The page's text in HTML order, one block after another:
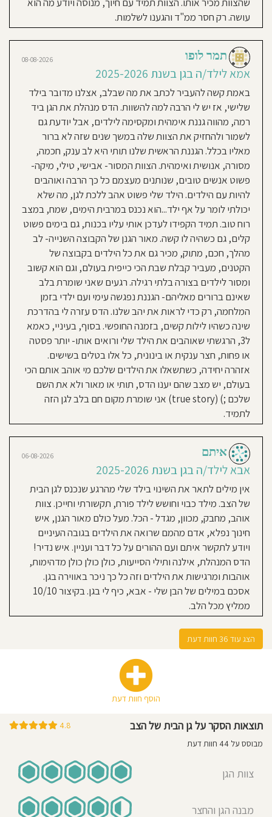
07:30-
16:00
16:45
פעילות
בשישי:
08:30-
12:30
עושה. רק חסר ממ"ד והגענו לשלמות.
08-08-2026 תמר לופו
אמא לילד/ה בגן בשנת 2025-2026
באמת קשה להעביר לכתב את מה שבלב, אצלנו מדובר בילד
שלישי, אז יש לי הרבה למה להשוות. הדס מנהלת את הגן ביד
רמה, מהווה גננת אימהית ומקסימה לילדים, אבל יודעת גם
לשמור ולהחזיק את הצוות שלה במשך שנים שזה לא ברור
מאליו בכלל. הגננת הראשית שלנו תותי היא לב ענק, חכמה,
מסורה, אנושית ואימהית. הצוות המסור- אבישי, טילי, מיקה-
פשוט אנשים טובים, שנותנים מעצמם כל כך הרבה ואוהבים
להיות עם הילדים. הילד שלי פשוט אהב ללכת לגן, מה שלא
יכולתי לומר על אף ילד...הוא נכנס במרבית הימים, שמח, במצב
רוח טוב. תמיד הקפידו לעדכן אותי עליו בכנות, גם בימים פשוט
קלים, גם כשהיה לו קשה. מאור הגנן של הקבוצה השנייה- לב
מהלך, חכם, מתוק, מכיר גם את כל הילדים בקבוצה של
הקטנים, מעביר קבלת שבת הכי כייפית בעולם, וגם הוא קשוב
ומסור לילדים בצורה בלתי רגילה. רגעים שאני שומרת בלב
שאינם ברורים מאליהם- הגננת נפגשה עימי ועם ילדי בזמן
המלחמה, רק כדי לראות את יהב שלנו. הדס עזרה לי בהדרכת
שינה כשהיו לילות קשים, בזמנה החופשי. בסוף, בעיניי, כאמא
ל3, הרגשתי שאוהבים את הילד שלי ורואים אותו- יותר פסטה
או פחות, חצר ענקית או בינונית, כל אלו בטלים בשישים.
אזהרה יחידה, כשתשאלו את הילדים שלכם מי אוהב אותם הכי
בעולם, יש מצב שהם יענו הדס, תותי או מאור ולא את השם
שלכם ;) (true story) אני שומרת מקום חם בלב לגן הזה
לתמיד.
06-08-2026 איתם
אבא לילד/ה בגן בשנת 2025-2026
אין מילים לתאר את השינוי בילד שלי מהרגע שנכנס לגן הבית
של הצב. מילד כבוי וחושש לילד פורח, תקשורתי וחייכן. צוות
אוהב, מחבק, מכוון, מגדל - הכל. מעל כולם מאור הגנן, איש
חינוך נפלא, אדם מהמם שרואה את הילדים בגובה העיניים
ויודע לתקשר איתם ועם ההורים על כל דבר ועניין. איש נדיר!
הדס המנהלת, אילנה ותילי הסייעות, כולן כולן כולן מדהימות,
אוהבות ומרגישות את הילדים וזה כל כך ניכר באווירה בגן.
אסכם במילים של הבן שלי - אבא, כיף לי בגן. בקיצור 10/10
ממליץ מכל הלב.
הצג עוד 36 חוות דעת
ושאני משאירה אותה בידיים טובות
ומסורות. למאור ולתותי יש גישה יוצאת
דופן לילדים, הבת שלי כ"כ אוהבת
אותם, ורואים אך הם מלמדים את
הילדים לערכים של חברות, נתינה
צעירים כל כך. הדס מנהלת את הגן
במקצועיות, ותמיד אפשר לסמוך עליה
שהיא דואגת לצוות ערכי ואיכותי,
שבעיני זה הדבר הכי חשוב!
06-08-2026 שרון
אמא לילד/ה בגן בשנת 2025-
2026
ילד שלישי שלנו בבית של הצב, זה
אומר הכל. בשבילנו זאת כבר משפחה.
כמויות של חום ואהבה ,חיבוקים,
שמחה, צחוק, שירים וריקודים, אוכל
טעים ומקום בטוח. מה ילד צריך יותר?
אנחנו ממליצים בחום על הגן.
ינון ש
אבא לילד/ה בגן בשנת 2025-
2026
אחרי שנה בגן וצפי לשנה נוספת, ללא
לילדים וניהול מדויק של הדס. מרגיש
כמו תחושה משפחתית ולא בית ספר
לפעוטות.
06-08-2026 סיון ברושי
אבא לילד/ה בגן בשנת 2024-
2026
הבית של הצב היה המקום בו הילד שלנו
הפסיק לבכות, אחרי מספר נסיונות
ממליץ בחום ובאהבה.
אביטל כהן
אמא לילד/ה בגן בשנת 2024-
גן שהוא כולו לב גדול ואהבה. הבת שלי
נכנסה השנה לכיתת הבוגרים, וכבר
קשר חם ומיידי. הצוות המדהים ידע
הוסף חוות דעת
תוצאות הסקר על גן הבית של הצב
מבוסס על 44 חוות דעת
4.8
צוות הגן
מבנה הגן והחצר